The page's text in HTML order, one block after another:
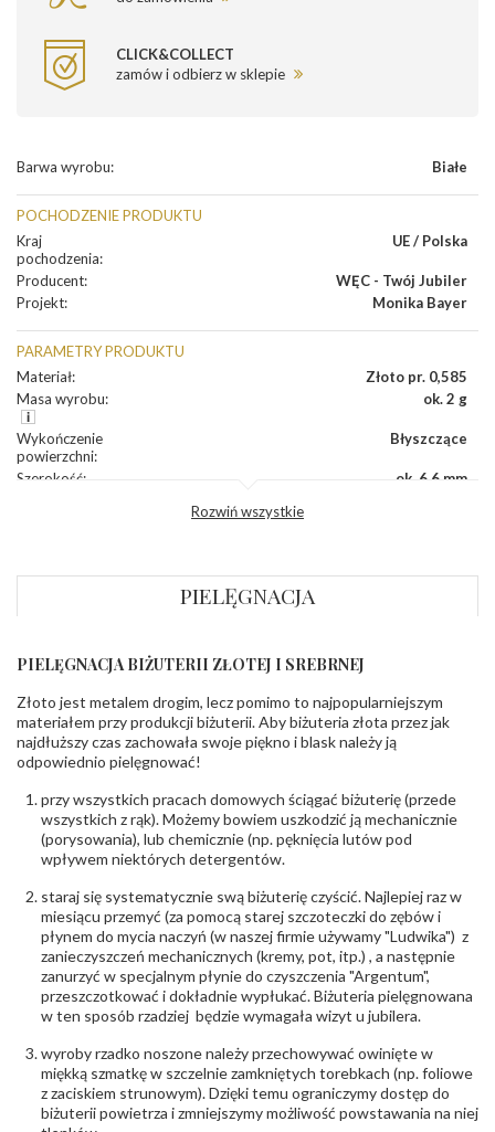
CLICK&COLLECT
zamów i odbierz w sklepie
Barwa wyrobu: Białe
POCHODZENIE PRODUKTU
Kraj
pochodzenia:
UE / Polska
Producent:
WĘC - Twój Jubiler
Projekt: Monika Bayer
PARAMETRY PRODUKTU
Materiał:
Złoto pr. 0,585
Masa wyrobu: ok. 2 g
Wykończenie
powierzchni:
Błyszczące
Szerokość:
ok. 6,6 mm
Szlif
diamentów:
diamentów
(łącznie) :
Masa
diamentów
(łącznie):
Barwa:
Czystość: VS
POZOSTAŁE KAMIENIE
Rodzaje
kamieni
Kwarc dymny
Liczba kamieni:
Kwarc dymny - 2 szt.
Szlif kamieni:
Fasetowy owalny
Masa kamieni
(łącznie):
ok. 1.2 ct.
Producent
odpowiedzialny:
WĘC-Twój Jubiler S.C. Artur Węc, Małgorzata
Suchan, ul. Kurczaba 3, 30-868 Kraków; NIP:
679-25-92-107; sklep@wec.com.pl
Bezpieczeństwo
Nie nadaje się dla dzieci w wieku poniżej 3 lat
Rozwiń wszystkie
PIELĘGNACJA
PIELĘGNACJA BIŻUTERII ZŁOTEJ I SREBRNEJ
Złoto jest metalem drogim, lecz pomimo to najpopularniejszym
materiałem przy produkcji biżuterii. Aby biżuteria złota przez jak
najdłuższy czas zachowała swoje piękno i blask należy ją
odpowiednio pielęgnować!
przy wszystkich pracach domowych ściągać biżuterię (przede
wszystkich z rąk). Możemy bowiem uszkodzić ją mechanicznie
(porysowania), lub chemicznie (np. pęknięcia lutów pod
wpływem niektórych detergentów.
staraj się systematycznie swą biżuterię czyścić. Najlepiej raz w
miesiącu przemyć (za pomocą starej szczoteczki do zębów i
płynem do mycia naczyń (w naszej firmie używamy "Ludwika") z
zanieczyszczeń mechanicznych (kremy, pot, itp.) , a następnie
zanurzyć w specjalnym płynie do czyszczenia "Argentum",
przeszczotkować i dokładnie wypłukać. Biżuteria pielęgnowana
w ten sposób rzadziej będzie wymagała wizyt u jubilera.
wyroby rzadko noszone należy przechowywać owinięte w
miękką szmatkę w szczelnie zamkniętych torebkach (np. foliowe
z zaciskiem strunowym). Dzięki temu ograniczymy dostęp do
biżuterii powietrza i zmniejszymy możliwość powstawania na niej